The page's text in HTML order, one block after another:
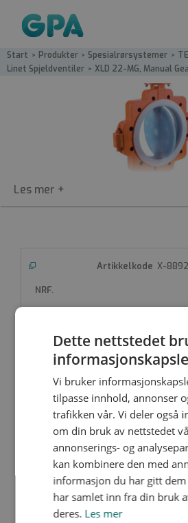
Start / Produkter / Spesialrørsystemer /
Linet Spjeldventiler / XLD 22-MG, Manual
XLD 22-MG
X-
X-
Dette nettstedet
Vi bruker
tilpasse innhold, annonser
trafikken vår. Vi deler også
om din bruk av nettstedet
annonserings- og
kan kombinere den med
informasjon du har gitt
har samlet inn fra din bruk
deres. Les mer